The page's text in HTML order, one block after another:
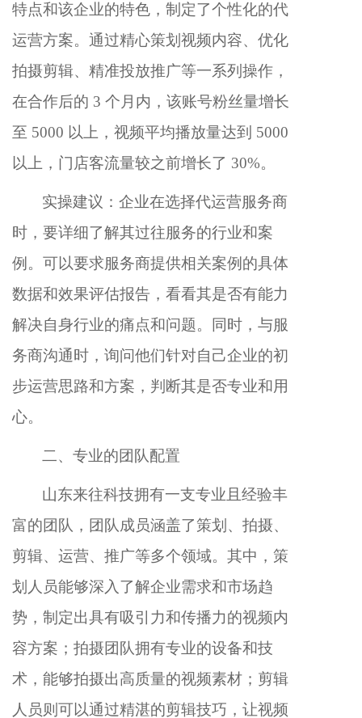
特点和该企业的特色，制定了个性化的代
运营方案。通过精心策划视频内容、优化
拍摄剪辑、精准投放推广等一系列操作，
在合作后的 3 个月内，该账号粉丝量增长
至 5000 以上，视频平均播放量达到 5000
以上，门店客流量较之前增长了 30%。
实操建议：企业在选择代运营服务商
时，要详细了解其过往服务的行业和案
例。可以要求服务商提供相关案例的具体
数据和效果评估报告，看看其是否有能力
解决自身行业的痛点和问题。同时，与服
务商沟通时，询问他们针对自己企业的初
步运营思路和方案，判断其是否专业和用
心。
二、专业的团队配置
山东来往科技拥有一支专业且经验丰
富的团队，团队成员涵盖了策划、拍摄、
剪辑、运营、推广等多个领域。其中，策
划人员能够深入了解企业需求和市场趋
势，制定出具有吸引力和传播力的视频内
容方案；拍摄团队拥有专业的设备和技
术，能够拍摄出高质量的视频素材；剪辑
人员则可以通过精湛的剪辑技巧，让视频